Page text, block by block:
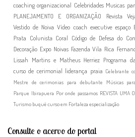
coaching organizacional Celebridades Musicas
PLANEJAMENTO E ORGANIZAÇÃO
Revista
Vestido de Noiva Vídeo coach executive espaço
Prata Colunista Coral Código de Defesa do
Decoração Expo Noivas Fazenda Vila Rica
Lissah Martins e Matheus Herriez Programa
curso de cerimonial liderança praia Celebrante
Mestre de cerimonias para debutante Músicas
Parque Ibirapuera Por onde passamos REVISTA UMA
Turismo buquê curso em Fortaleza especialização
Consulte o acervo do portal